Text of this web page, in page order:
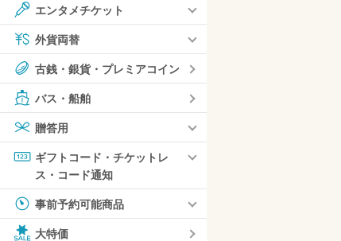
エンタメチケット
外貨両替
古銭・銀貨・プレミアコイン
バス・船舶
贈答用
ギフトコード・チケットレ
ス・コード通知
事前予約可能商品
大特価